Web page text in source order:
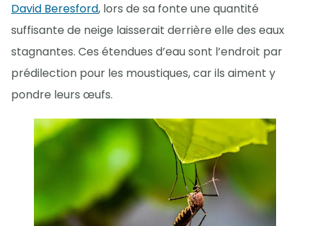
David Beresford, lors de sa fonte une quantité
suffisante de neige laisserait derrière elle des eaux
stagnantes. Ces étendues d’eau sont l’endroit par
prédilection pour les moustiques, car ils aiment y
pondre leurs œufs.